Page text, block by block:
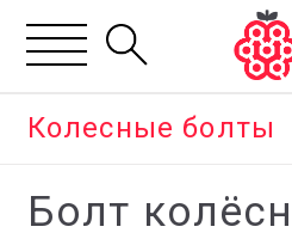
Колесные болты
Болт